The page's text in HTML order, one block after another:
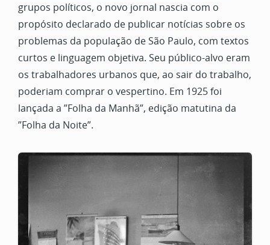
grupos políticos, o novo jornal nascia com o
propósito declarado de publicar notícias sobre os
problemas da população de São Paulo, com textos
curtos e linguagem objetiva. Seu público-alvo eram
os trabalhadores urbanos que, ao sair do trabalho,
poderiam comprar o vespertino. Em 1925 foi
lançada a ”Folha da Manhã”, edição matutina da
”Folha da Noite”.